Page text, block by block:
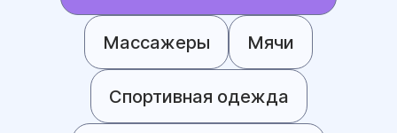
Массажеры Мячи
Спортивная одежда